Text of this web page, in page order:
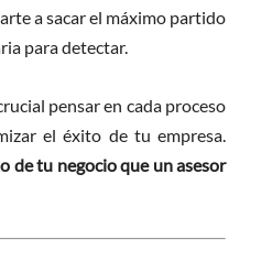
a sacar el máximo partido
para detectar.
pensar en cada proceso
el éxito de tu empresa.
de tu negocio que un asesor